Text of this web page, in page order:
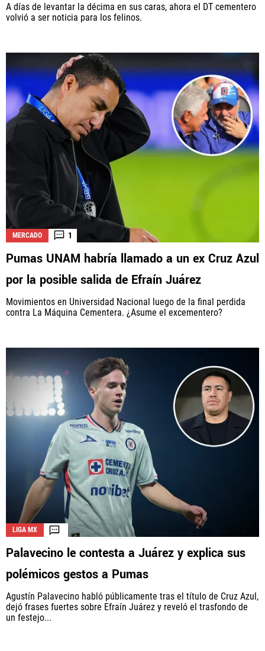
A días de levantar la décima en sus caras, ahora el DT cementero
volvió a ser noticia para los felinos.
MERCADO 1
Pumas UNAM habría llamado a un ex Cruz Azul
por la posible salida de Efraín Juárez
Movimientos en Universidad Nacional luego de la final perdida
contra La Máquina Cementera. ¿Asume el excementero?
LIGA MX
Palavecino le contesta a Juárez y explica sus
polémicos gestos a Pumas
Agustín Palavecino habló públicamente tras el título de Cruz Azul,
dejó frases fuertes sobre Efraín Juárez y reveló el trasfondo de
un festejo...